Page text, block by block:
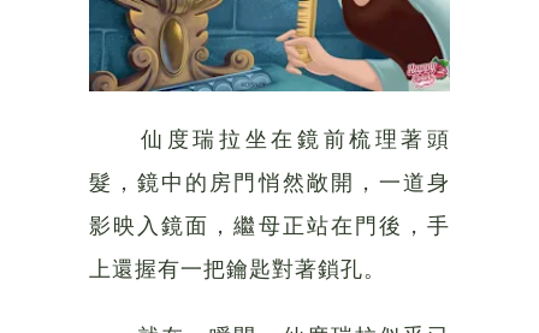
仙度瑞拉坐在鏡前梳理著頭
髮，鏡中的房門悄然敞開，一道身
影映入鏡面，繼母正站在門後，手
上還握有一把鑰匙對著鎖孔。